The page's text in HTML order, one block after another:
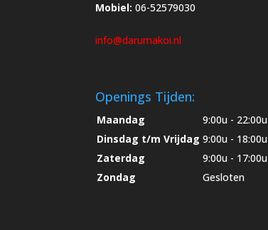
Mobiel: 06-52579030
info@darumakoi.nl
Openings Tijden:
Maandag
9:00u - 22:00u
Dinsdag t/m Vrijdag 9:00u - 18:00u
Zaterdag
9:00u - 17:00u
Zondag
Gesloten